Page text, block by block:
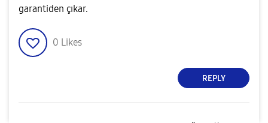
garantiden çıkar.
0 Likes
REPLY